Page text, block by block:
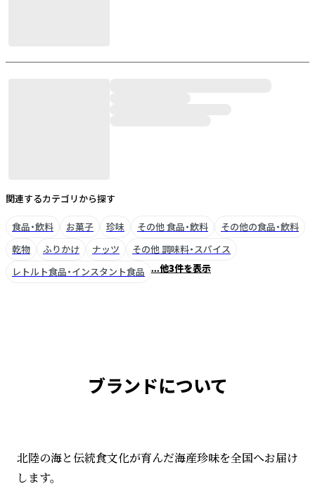
関連するカテゴリから探す
食品・飲料 お菓子 珍味 その他 食品・飲料
その他の食品・飲料
乾物
ふりかけ ナッツ
その他 調味料・スパイス
レトルト食品・インスタント食品 ...他3件を表示
ブランドについて
北陸の海と伝統食文化が育んだ海産珍味を全国へお届け
します。